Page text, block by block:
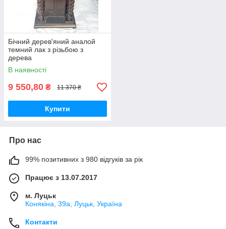
Бічний дерев'яний аналой
темний лак з різьбою з
дерева
В наявності
9 550,80 ₴ 11 370 ₴
Купити
Про нас
99% позитивних з 980 відгуків за рік
Працює з 13.07.2017
м. Луцьк
Конякіна, 39а, Луцьк, Україна
Контакти